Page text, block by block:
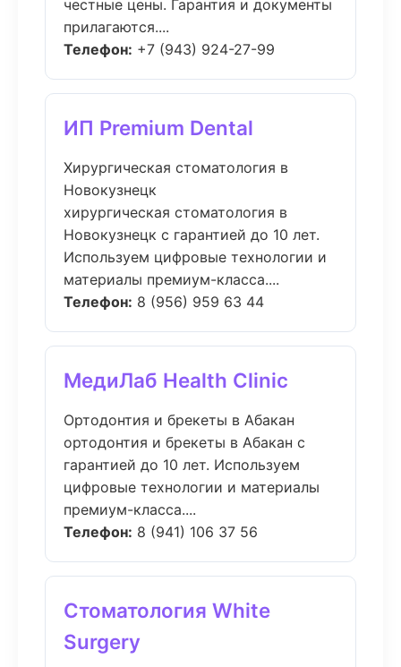
честные цены. Гарантия и документы
прилагаются....
Телефон: +7 (943) 924-27-99
ИП Premium Dental
Хирургическая стоматология в
Новокузнецк
хирургическая стоматология в
Новокузнецк с гарантией до 10 лет.
Используем цифровые технологии и
материалы премиум-класса....
Телефон: 8 (956) 959 63 44
МедиЛаб Health Clinic
Ортодонтия и брекеты в Абакан
ортодонтия и брекеты в Абакан с
гарантией до 10 лет. Используем
цифровые технологии и материалы
премиум-класса....
Телефон: 8 (941) 106 37 56
Стоматология White
Surgery